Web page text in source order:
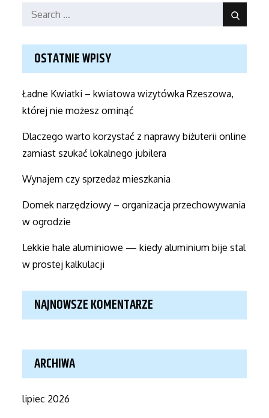
Search
Search
OSTATNIE WPISY
Ładne Kwiatki – kwiatowa wizytówka Rzeszowa,
której nie możesz ominąć
Dlaczego warto korzystać z naprawy biżuterii online
zamiast szukać lokalnego jubilera
Wynajem czy sprzedaż mieszkania
Domek narzędziowy – organizacja przechowywania
w ogrodzie
Lekkie hale aluminiowe — kiedy aluminium bije stal
w prostej kalkulacji
NAJNOWSZE KOMENTARZE
ARCHIWA
lipiec 2026